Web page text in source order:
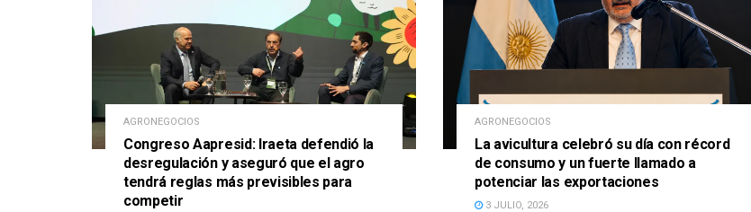
AGRONEGOCIOS
Congreso Aapresid: Iraeta defendió la
desregulación y aseguró que el agro
tendrá reglas más previsibles para
competir
AGRONEGOCIOS
La avicultura celebró su día con récord
de consumo y un fuerte llamado a
potenciar las exportaciones
3 JULIO, 2026